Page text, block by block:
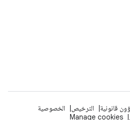
قانونية الترخيص
الخصوصية
Manage cookies